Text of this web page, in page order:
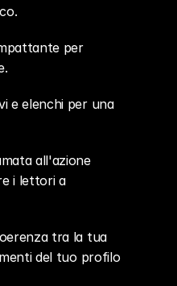
per
e elenchi per una
all'azione
i lettori a
tra la tua
del tuo profilo